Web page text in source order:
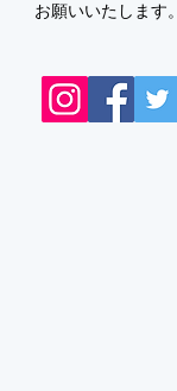
お願いいたします。